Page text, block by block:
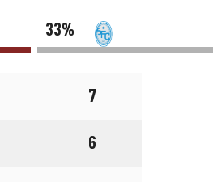
33%
7
6